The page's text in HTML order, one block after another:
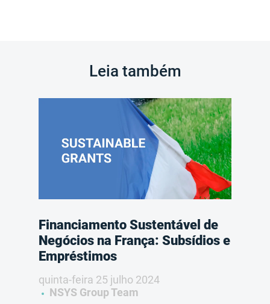
Leia também
Financiamento Sustentável de
Negócios na França: Subsídios e
Empréstimos
quinta-feira 25 julho 2024
NSYS Group Team